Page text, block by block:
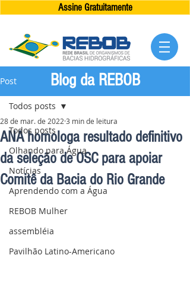
Assine Gratuitamente
Post
Todos posts
Olhando para Água
Notícias
Aprendendo com a Água
REBOB Mulher
assembléia
Pavilhão Latino-Americano
Todos posts
ANA homologa resultado definitivo
da seleção de OSC para apoiar
Comitê da Bacia do Rio Grande
28 de mar. de 2022 3 min de leitura
Blog da REBOB